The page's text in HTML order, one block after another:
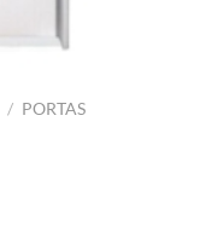
/ PORTAS